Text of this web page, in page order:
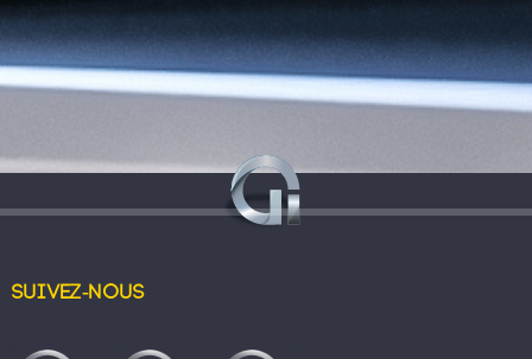
Suivez-nous